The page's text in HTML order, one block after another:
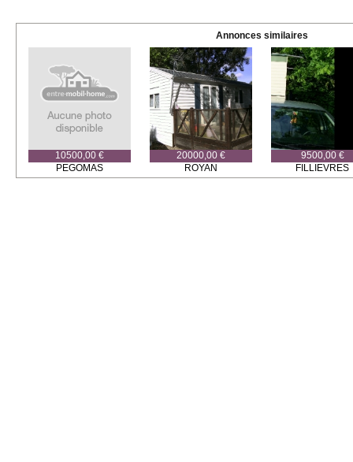
Annonces similaires
10500,00 €
PEGOMAS
20000,00 €
ROYAN
9500,00 €
FILLIEVRES